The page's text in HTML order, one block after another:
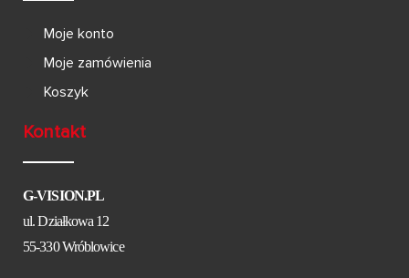
Moje konto
Moje zamówienia
Koszyk
Kontakt
G-VISION.PL
ul. Działkowa 12
55-330 Wróblowice